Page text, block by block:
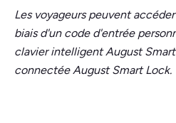
Les voyageurs peuvent
biais d'un code d'entrée
clavier intelligent August
connectée August Smart Lock.